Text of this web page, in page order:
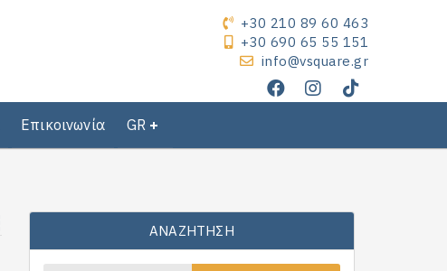
+30 210 89 60 463
+30 690 65 55 151
info@vsquare.gr
Επικοινωνία GR
ΑΝΑΖΉΤΗΣΗ